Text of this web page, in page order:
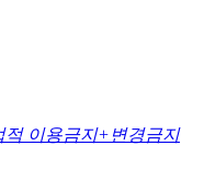
이용금지+변경금지